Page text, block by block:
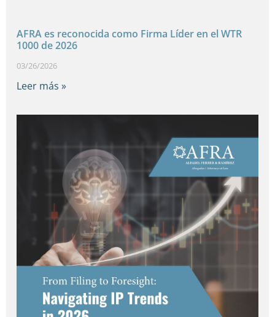
AFRA es reconocida como Firma Líder en el WTR
1000 de 2026
03/26/2026
Leer más »